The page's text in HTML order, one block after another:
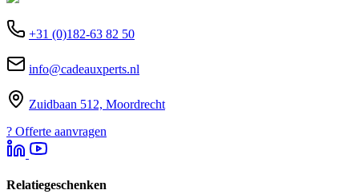
+31 (0)182-63 82 50
info@cadeauxperts.nl
Zuidbaan 512, Moordrecht
? Offerte aanvragen
Relatiegeschenken